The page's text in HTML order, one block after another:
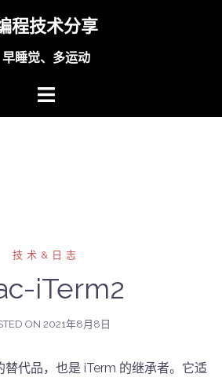
程技术分享
早睡觉、多运动
技术&日志
iTerm2
ON 2021年8月8日
替代品，也是 iTerm 的继承者。它适